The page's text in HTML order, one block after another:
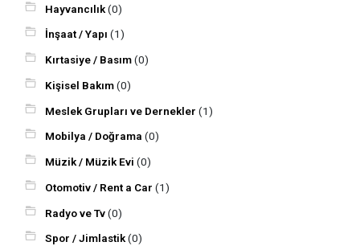
Hayvancılık(0)
İnşaat / Yapı(1)
Kırtasiye / Basım(0)
Kişisel Bakım(0)
Meslek Grupları ve Dernekler(1)
Mobilya / Doğrama(0)
Müzik / Müzik Evi(0)
Otomotiv / Rent a Car(1)
Radyo ve Tv(0)
Spor / Jimlastik(0)